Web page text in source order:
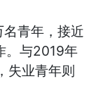
青年，接近
。与2019年
失业青年则